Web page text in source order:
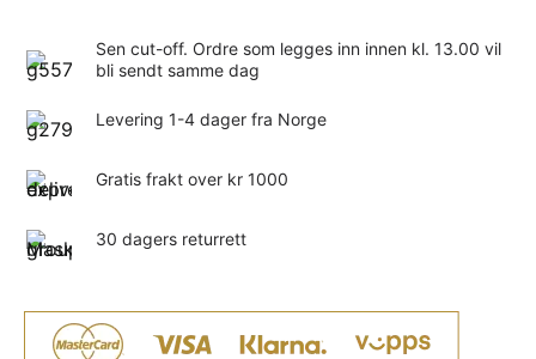
60
antall
Sen cut-off. Ordre som legges inn innen kl. 13.00 vil
bli sendt samme dag
Levering 1-4 dager fra Norge
Gratis frakt over kr 1000
30 dagers returrett